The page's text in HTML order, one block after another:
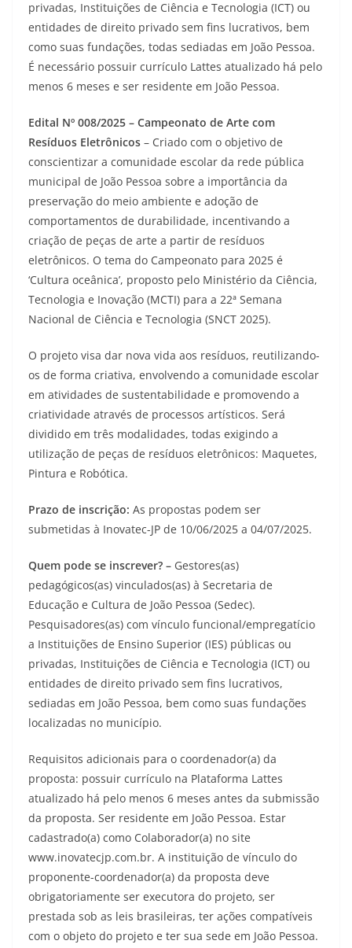
privadas, Instituições de Ciência e Tecnologia (ICT) ou
entidades de direito privado sem fins lucrativos, bem
como suas fundações, todas sediadas em João Pessoa.
É necessário possuir currículo Lattes atualizado há pelo
menos 6 meses e ser residente em João Pessoa.
Edital Nº 008/2025 – Campeonato de Arte com
Resíduos Eletrônicos – Criado com o objetivo de
conscientizar a comunidade escolar da rede pública
municipal de João Pessoa sobre a importância da
preservação do meio ambiente e adoção de
comportamentos de durabilidade, incentivando a
criação de peças de arte a partir de resíduos
eletrônicos. O tema do Campeonato para 2025 é
‘Cultura oceânica’, proposto pelo Ministério da Ciência,
Tecnologia e Inovação (MCTI) para a 22ª Semana
Nacional de Ciência e Tecnologia (SNCT 2025).
O projeto visa dar nova vida aos resíduos, reutilizando-
os de forma criativa, envolvendo a comunidade escolar
em atividades de sustentabilidade e promovendo a
criatividade através de processos artísticos. Será
dividido em três modalidades, todas exigindo a
utilização de peças de resíduos eletrônicos: Maquetes,
Pintura e Robótica.
Prazo de inscrição: As propostas podem ser
submetidas à Inovatec-JP de 10/06/2025 a 04/07/2025.
Quem pode se inscrever? – Gestores(as)
pedagógicos(as) vinculados(as) à Secretaria de
Educação e Cultura de João Pessoa (Sedec).
Pesquisadores(as) com vínculo funcional/empregatício
a Instituições de Ensino Superior (IES) públicas ou
privadas, Instituições de Ciência e Tecnologia (ICT) ou
entidades de direito privado sem fins lucrativos,
sediadas em João Pessoa, bem como suas fundações
localizadas no município.
Requisitos adicionais para o coordenador(a) da
proposta: possuir currículo na Plataforma Lattes
atualizado há pelo menos 6 meses antes da submissão
da proposta. Ser residente em João Pessoa. Estar
cadastrado(a) como Colaborador(a) no site
www.inovatecjp.com.br. A instituição de vínculo do
proponente-coordenador(a) da proposta deve
obrigatoriamente ser executora do projeto, ser
prestada sob as leis brasileiras, ter ações compatíveis
com o objeto do projeto e ter sua sede em João Pessoa.